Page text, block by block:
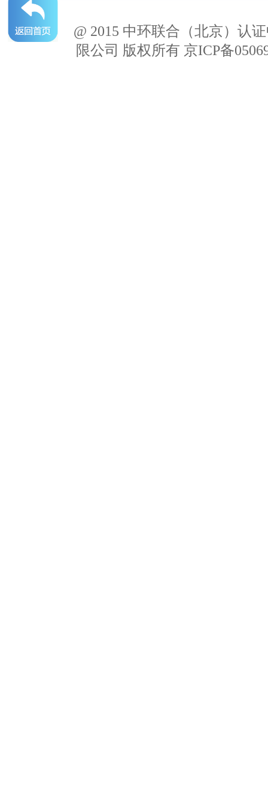
@ 2015 中环联合（北京）认
限公司 版权所有 京ICP备